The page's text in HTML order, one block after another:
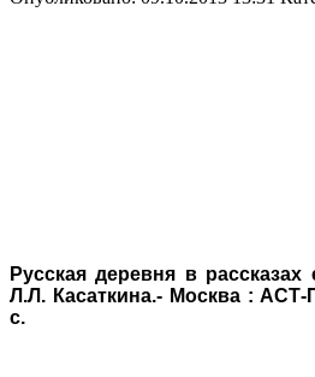
Русская деревня врассказах
Л.Л. Касаткина.- Москва :
с.